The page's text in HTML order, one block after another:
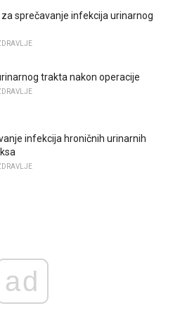
za sprečavanje infekcija urinarnog
trakta nakon operacije
infekcija hroničnih urinarnih
ad